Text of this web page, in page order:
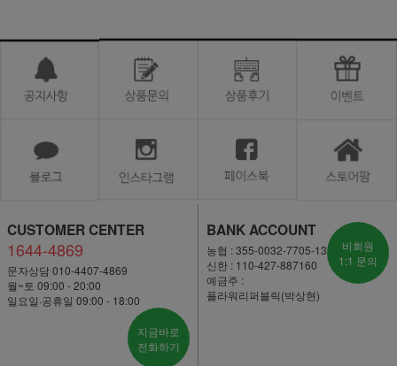
CUSTOMER CENTER
1644-4869
문자상담 010-4407-4869
월~토 09:00 - 20:00
일요일·공휴일 09:00 - 18:00
지금바로
전화하기
BANK ACCOUNT
농협 : 355-0032-7705-13
신한 : 110-427-887160
예금주 :
플라워리퍼블릭(박상현)
비회원
1:1 문의